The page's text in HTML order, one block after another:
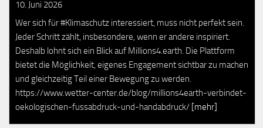
10. Juni 2026
Wer sich für #Klimaschutz interessiert, muss nicht perfekt sein.
Jeder Schritt zählt, insbesondere, wenn er andere inspiriert.
Deshalb lohnt sich ein Blick auf Millions4.earth. Die Plattform
bietet die Möglichkeit, eigenes Engagement sichtbar zu machen
und gleichzeitig Teil einer Bewegung zu werden.
https://www.wetter-center.de/blog/millions4earth-verbindet-
oekologischen-fussabdruck-und-handabdruck/ [mehr]